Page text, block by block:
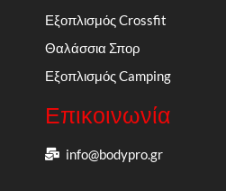
Εξοπλισμός Crossfit
Θαλάσσια Σπορ
Εξοπλισμός Camping
Επικοινωνία
info@bodypro.gr